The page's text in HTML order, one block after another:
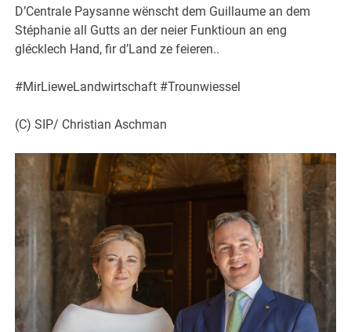
D’Centrale Paysanne wënscht dem Guillaume an dem
Stéphanie all Gutts an der neier Funktioun an eng
glécklech Hand,fir d’Land ze feieren..
#MirLieweLandwirtschaft #Trounwiessel
(C) SIP/ Christian Aschman